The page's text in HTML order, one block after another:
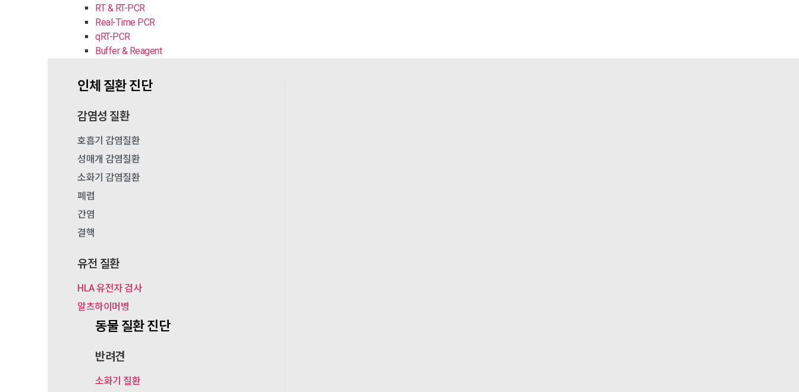
RT & RT-PCR
Real-Time PCR
qRT-PCR
Buffer & Reagent
인체 질환 진단
감염성 질환
호흡기 감염질환
성매개 감염질환
소화기 감염질환
폐렴
간염
결핵
유전 질환
HLA 유전자 검사
알츠하이머병
동물 질환 진단
반려견
소화기 질환